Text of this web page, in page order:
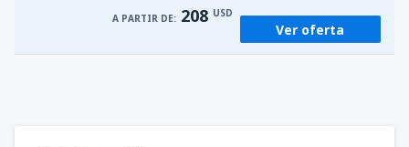
A PARTIR DE: 208 USD
Ver oferta